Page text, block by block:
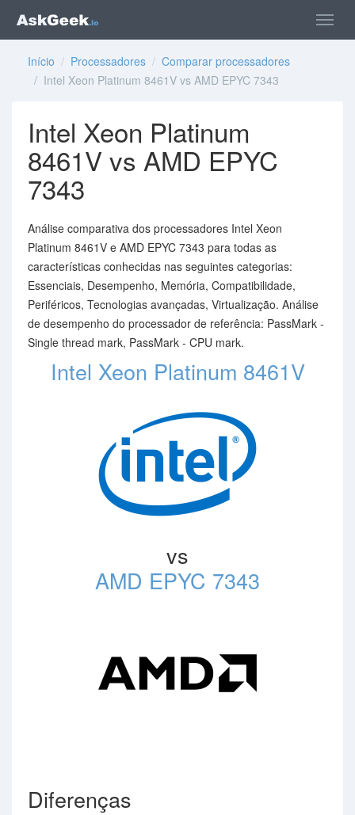
Início / Processadores / Comparar processadores
/ Intel Xeon Platinum 8461V vs AMD EPYC 7343
Intel Xeon Platinum
8461V vs AMD EPYC
7343
Análise comparativa dos processadores Intel Xeon
Platinum 8461V e AMD EPYC 7343 para todas as
características conhecidas nas seguintes categorias:
Essenciais, Desempenho, Memória, Compatibilidade,
Periféricos, Tecnologias avançadas, Virtualização. Análise
de desempenho do processador de referência: PassMark -
Single thread mark, PassMark - CPU mark.
Intel Xeon Platinum 8461V
vs
AMD EPYC 7343
Diferenças